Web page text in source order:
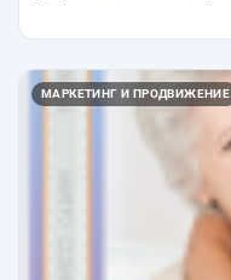
МАРКЕТИНГ И ПРОДВИЖЕНИЕ